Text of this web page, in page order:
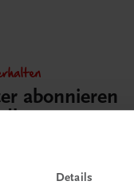
Details
abonnieren
sparen